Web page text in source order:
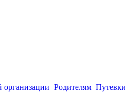
организации Родителям